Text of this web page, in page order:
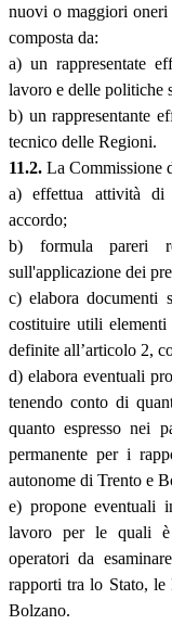
nuovi o maggiori oneri
composta da:
a) un rappresentate
lavoro e delle politiche
b) un rappresentante
tecnico delle Regioni.
11.2. La Commissione
a) effettua attività di
accordo;
b) formula pareri
sull'applicazione dei
c) elabora documenti
costituire utili
definite all’articolo 2,
d) elabora eventuali
tenendo conto di
quanto espresso nei
permanente per i
autonome di Trento e
e) propone eventuali
lavoro per le quali è
operatori da
rapporti tra lo Stato, le
Bolzano.